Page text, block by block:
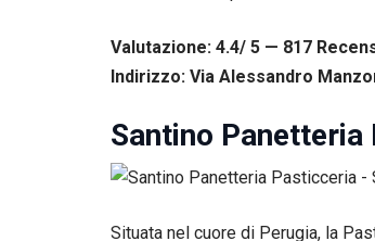
Valutazione: 4.4/ 5 — 817 R
Indirizzo: Via Alessandro
Santino Panetteria
Situata nel cuore di Perugia, la